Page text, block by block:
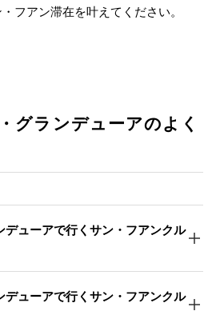
フアン滞在を叶えてください。
グランデューアのよく
デューアで行くサン・フアンクル
デューアで行くサン・フアンクル